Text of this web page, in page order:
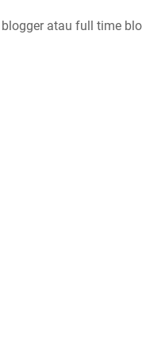
atau full time